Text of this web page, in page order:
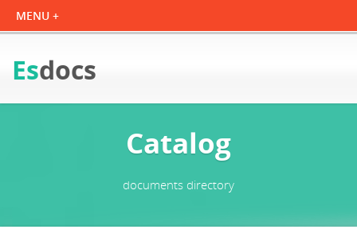
Esdocs
Catalog
documents directory